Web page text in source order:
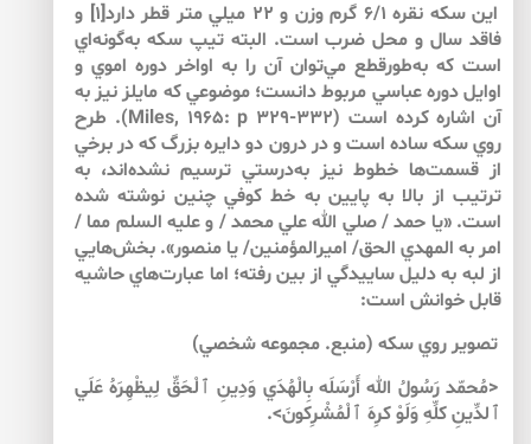
اين سكه نقره 6/1 گرم وزن و 22 ميلي متر قطر دارد[1] و
فاقد سال و محل ضرب است. البته تيپ سكه به‌گونه‌اي
است كه به‌طورقطع مي‌توان آن را به اواخر دوره اموي و
اوايل دوره عباسي مربوط دانست؛ موضوعي كه مايلز نيز به
آن اشاره كرده است (Miles, 1965: p 329-332). طرح
روي سكه ساده است و در درون دو دايره بزرگ كه در برخي
از قسمت‌ها خطوط نيز به‌درستي ترسيم نشده‌اند، به
ترتيب از بالا به پايين به خط كوفي چنين نوشته شده
است. «يا حمد / صلي الله علي محمد / و عليه السلم مما /
امر به المهدي الحق/ اميرالمؤمنين/ يا منصور». بخش‌هايي
از لبه به دليل ساييدگي از بين رفته؛ اما عبارت‌هاي حاشيه
قابل خوانش است:
تصوير روي سكه (منبع. مجموعه شخصي)
<مُحمّد رَسُولُ الله أَرْسَلَه بِالْهُدَي وَدِينِ ٱلْحَقِّ لِيظْهِرَهُ عَلَي
ٱلدِّينِ كلِّهِ وَلَوْ كرِهَ ٱلْمُشْرِكونَ>.